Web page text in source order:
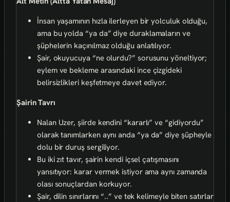
İnsan yaşamının hızla ilerleyen bir yolculuk olduğu,
ama bu yolda “ya da” diye duraklamaların ve
şüphelerin kaçınılmaz olduğu anlatılıyor.
Şair, okuyucuya “ne olurdu?” sorusunu yöneltiyor;
eylem ve bekleme arasındaki ince çizgideki
belirsizlikleri keşfetmeye davet ediyor.
Şairin Tavrı
Nalan Uzer, şiirde kendini “kararlı” ve “gidiyordu”
olarak tanımlarken aynı anda “ya da” diye şüpheyle
dolu bir duruş sergiliyor.
Bu iki zıt tavır, şairin kendi içsel çatışmasını
yansıtıyor: karar vermek istiyor ama aynı zamanda
olası sonuçlardan korkuyor.
Şair, dilin sınırlarını “..” ve tek kelimeyle biten satırlar